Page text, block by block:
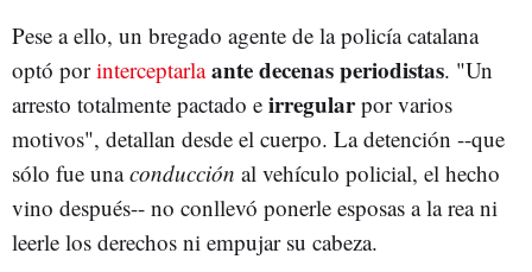
Pese a ello, un bregado agente de la policía catalana
optó porinterceptarla ante decenas periodistas. "Un
arresto totalmente pactado e irregularpor varios
motivos", detallan desde el cuerpo. La detención --que
sólo fue unaconducción al vehículo policial, el hecho
vino después-- no conllevó ponerle esposas a la rea ni
leerle los derechos ni empujar su cabeza.